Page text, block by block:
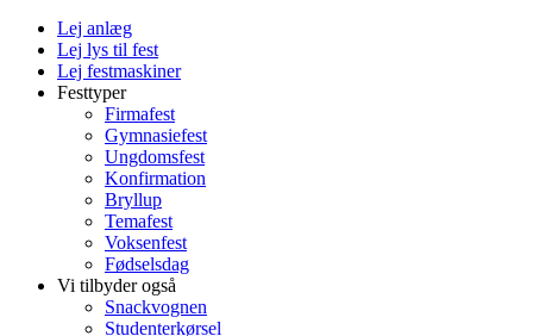
Lej anlæg
Lej lys til fest
Lej festmaskiner
Festtyper
Firmafest
Gymnasiefest
Ungdomsfest
Konfirmation
Bryllup
Temafest
Voksenfest
Fødselsdag
Vi tilbyder også
Snackvognen
Studenterkørsel